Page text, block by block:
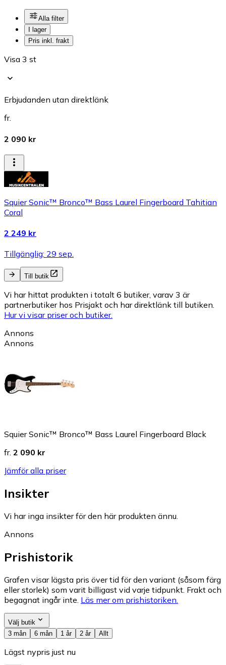
Alla filter
I lager
Pris inkl. frakt
Visa 3 st
Erbjudanden utan direktlänk
fr.
2 090 kr
Squier Sonic™ Bronco™ Bass Laurel Fingerboard Tahitian
Coral
2 249 kr
Tillgänglig: 29 sep.
Till butik
Vi har hittat produkten i totalt 6 butiker, varav 3 är
partnerbutiker hos Prisjakt och har direktlänk till butiken.
Hur vi visar priser och butiker.
Annons
Annons
Squier Sonic™ Bronco™ Bass Laurel Fingerboard Black
fr. 2 090 kr
Jämför alla priser
Insikter
Vi har inga insikter för den här produkten ännu.
Annons
Prishistorik
Grafen visar lägsta pris över tid för den variant (såsom färg
eller storlek) som varit billigast vid varje tidpunkt. Frakt och
begagnat ingår inte. Läs mer om prishistoriken.
Välj butik
3 mån
6 mån 1 år 2 år Allt
Lägst nypris just nu